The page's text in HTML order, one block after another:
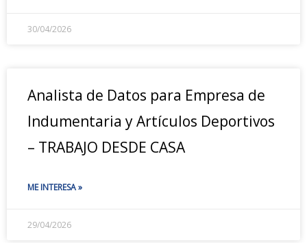
30/04/2026
Analista de Datos para Empresa de
Indumentaria y Artículos Deportivos
– TRABAJO DESDE CASA
ME INTERESA »
29/04/2026